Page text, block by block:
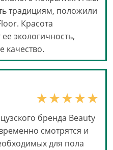
традициям, положили
Красота
экологичность,
качество.
бренда Beauty
смотрятся и
для пола